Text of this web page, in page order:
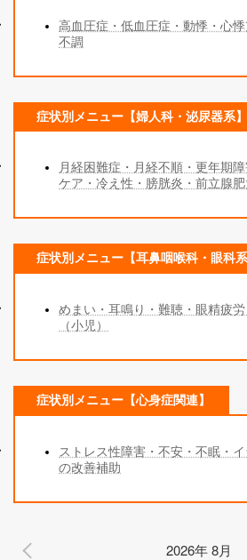
高血圧症・低血圧症・動悸・心
不調
症状別メニュー【婦人科・泌尿器系】
月経困難症・月経不順・更年期
ケア・冷え性・膀胱炎・前立腺
症状別メニュー【耳鼻咽喉科・眼科系
めまい・耳鳴り・難聴・眼精疲
（小児）
症状別メニュー【心身症関連】
ストレス性障害・不安・不眠・
の改善補助
2026年 8月